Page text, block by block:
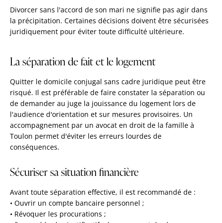
Divorcer sans l'accord de son mari ne signifie pas agir dans
la précipitation. Certaines décisions doivent être sécurisées
juridiquement pour éviter toute difficulté ultérieure.
La séparation de fait et le logement
Quitter le domicile conjugal sans cadre juridique peut être
risqué. Il est préférable de faire constater la séparation ou
de demander au juge la jouissance du logement lors de
l'audience d'orientation et sur mesures provisoires. Un
accompagnement par un avocat en droit de la famille à
Toulon permet d'éviter les erreurs lourdes de
conséquences.
Sécuriser sa situation financière
Avant toute séparation effective, il est recommandé de :
• Ouvrir un compte bancaire personnel ;
• Révoquer les procurations ;